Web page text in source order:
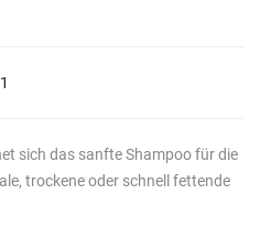
sich das sanfte Shampoo für die
trockene oder schnell fettende